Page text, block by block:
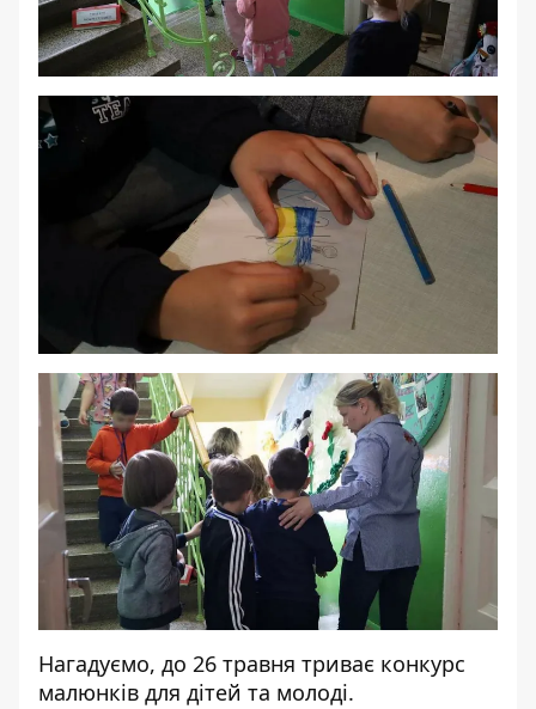
Нагадуємо, до 26 травня триває конкурс
малюнків для дітей та молоді.